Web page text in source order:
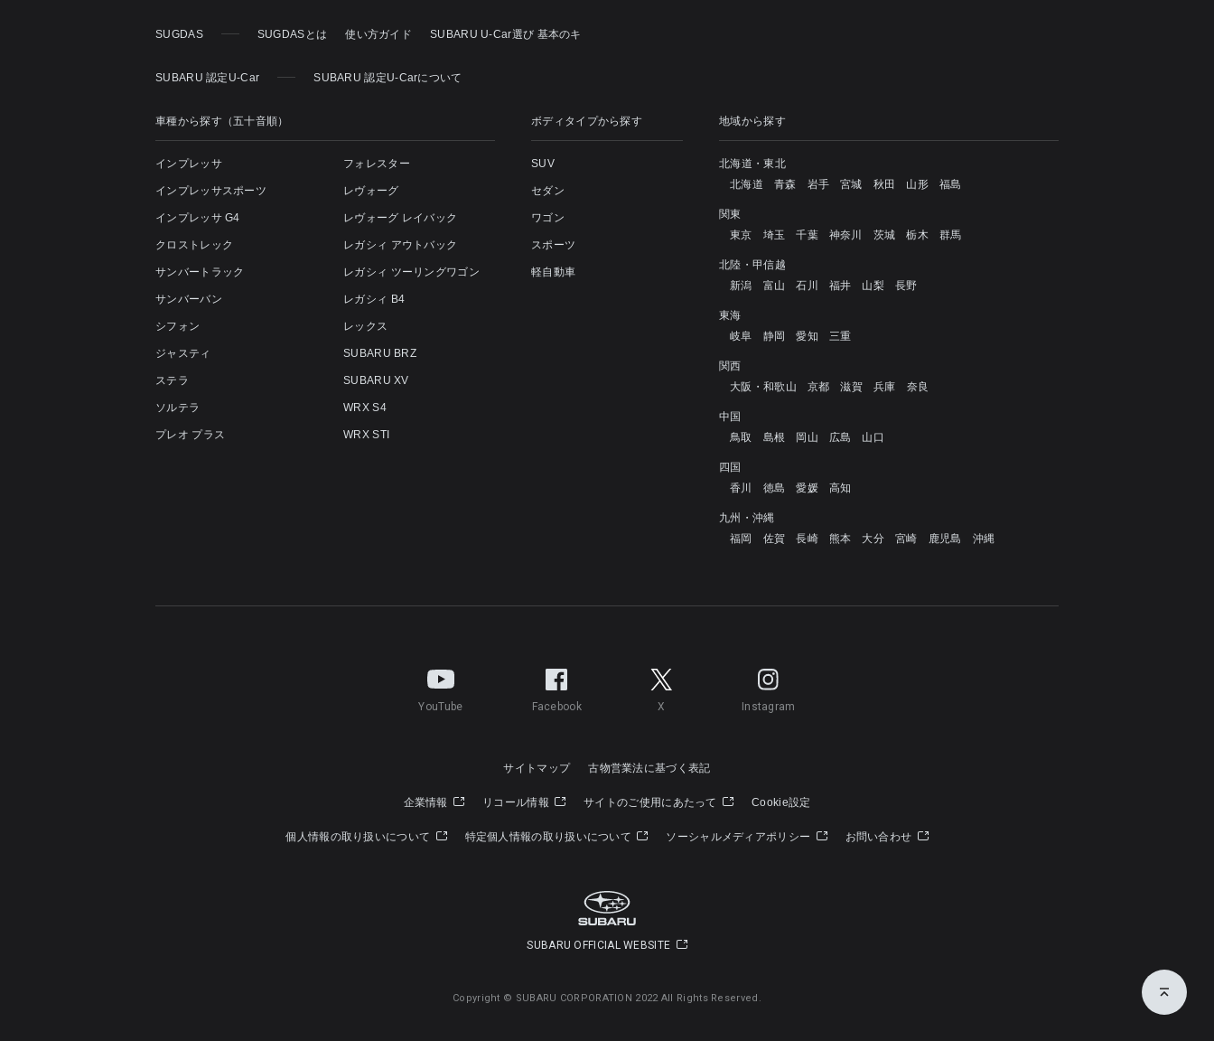
SUGDAS SUGDASとは 使い方ガイド SUBARU U-Car選び 基本のキ
SUBARU 認定U-Car SUBARU 認定U-Carについて
車種から探す（五十音順）
インプレッサ
インプレッサスポーツ
インプレッサ G4
クロストレック
サンバートラック
サンバーバン
シフォン
ジャスティ
ステラ
ソルテラ
プレオ プラス
フォレスター
レヴォーグ
レヴォーグ レイバック
レガシィ アウトバック
レガシィ ツーリングワゴン
レガシィ B4
レックス
SUBARU BRZ
SUBARU XV
WRX S4
WRX STI
ボディタイプから探す
SUV
セダン
ワゴン
スポーツ
軽自動車
地域から探す
北海道・東北
北海道
青森 岩手 宮城 秋田 山形 福島
関東
東京
埼玉 千葉 神奈川 茨城 栃木 群馬
北陸・甲信越
新潟
富山 石川 福井 山梨 長野
東海
岐阜
静岡 愛知 三重
関西
大阪・和歌山
京都 滋賀 兵庫 奈良
中国
鳥取
島根 岡山 広島 山口
四国
香川
徳島 愛媛 高知
九州・沖縄
福岡
佐賀 長崎 熊本 大分 宮崎 鹿児島 沖縄
YouTube Facebook X Instagram
サイトマップ 古物営業法に基づく表記
企業情報 リコール情報 サイトのご使用にあたって Cookie設定
個人情報の取り扱いについて 特定個人情報の取り扱いについて ソーシャルメディアポリシー お問い合わせ
SUBARU OFFICIAL WEBSITE
Copyright © SUBARU CORPORATION 2022 All Rights Reserved.